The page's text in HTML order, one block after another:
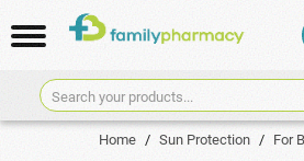
Search your products...
Home / Sun Protection / For